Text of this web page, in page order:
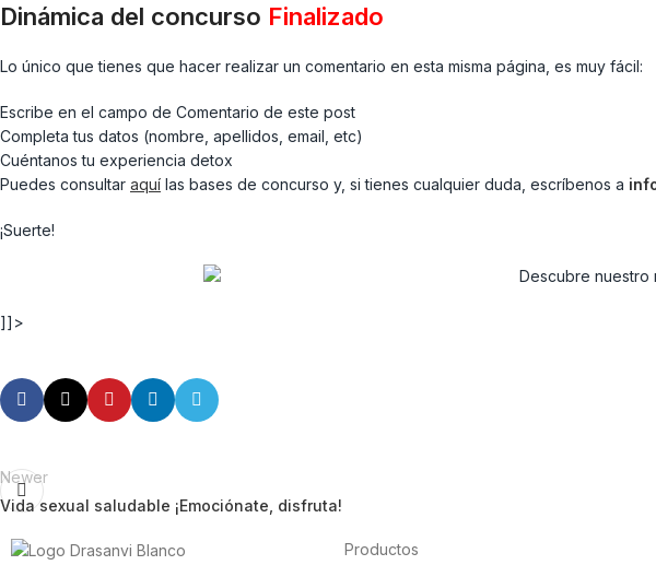
Dinámica del concurso Finalizado
Lo único que tienes que hacer realizar un comentario en esta misma página, es muy fácil:
Escribe en el campo de Comentario de este post
Completa tus datos (nombre, apellidos, email, etc)
Cuéntanos tu experiencia detox
Puedes consultar aquí las bases de concurso y, si tienes cualquier duda, escríbenos a
¡Suerte!
]]>
Newer
Vida sexual saludable ¡Emociónate, disfruta!
Productos